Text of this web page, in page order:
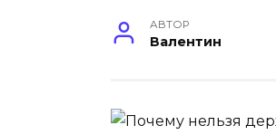
АВТОР
Валентин